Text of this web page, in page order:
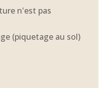
n'est pas
(piquetage au sol)